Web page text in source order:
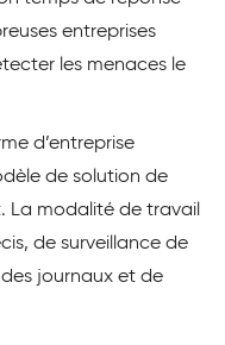
entreprises
les menaces le
d’entreprise
de solution de
La modalité de travail
de surveillance de
journaux et de